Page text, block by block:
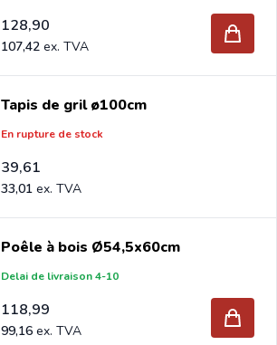
128,90
107,42
Tapis de gril ø100cm
En rupture de stock
39,61
33,01
Poêle à bois Ø54,5x60cm
Delai de livraison 4-10
118,99
99,16